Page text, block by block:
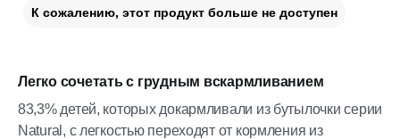
Легко сочетать с грудным вскармливанием
83,3% детей, которых докармливали из бутылочки серии
Natural, с легкостью переходят от кормления из
К сожалению, этот продукт больше не доступен